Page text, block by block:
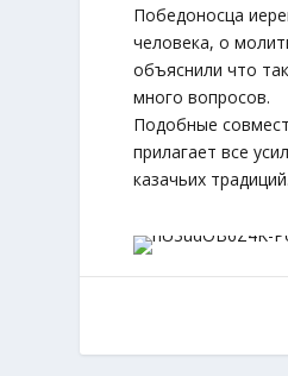
Победоносца
человека, о
объяснили что
много вопросов.
Подобные
прилагает все
казачьих традиций.